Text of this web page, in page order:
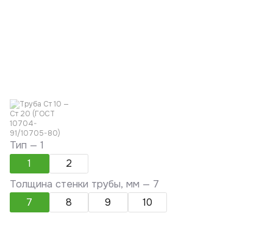
Тип —1
1
2
Толщина стенки трубы, мм — 7
7
8 9 10